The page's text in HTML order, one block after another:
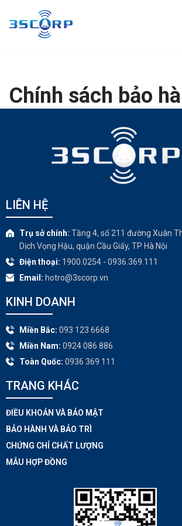
Chuyển
Chính sách bảo
LIÊN HỆ
Trụ sở chính: Tầng 4, số 211 đường Xuân
Dịch Vọng Hậu, quận Cầu Giấy, TP Hà Nội
Điện thoại: 1900.0254 - 0936.369.111
Email: hotro@3scorp.vn
KINH DOANH
Miền Bắc: 093 123 6668
Miền Nam: 0924 086 886
Toàn Quốc: 0936 369 111
TRANG KHÁC​
ĐIỀU KHOẢN VÀ BẢO MẬT
BẢO HÀNH VÀ BẢO TRÌ
CHỨNG CHỈ CHẤT LƯỢNG
MẪU HỢP ĐỒNG